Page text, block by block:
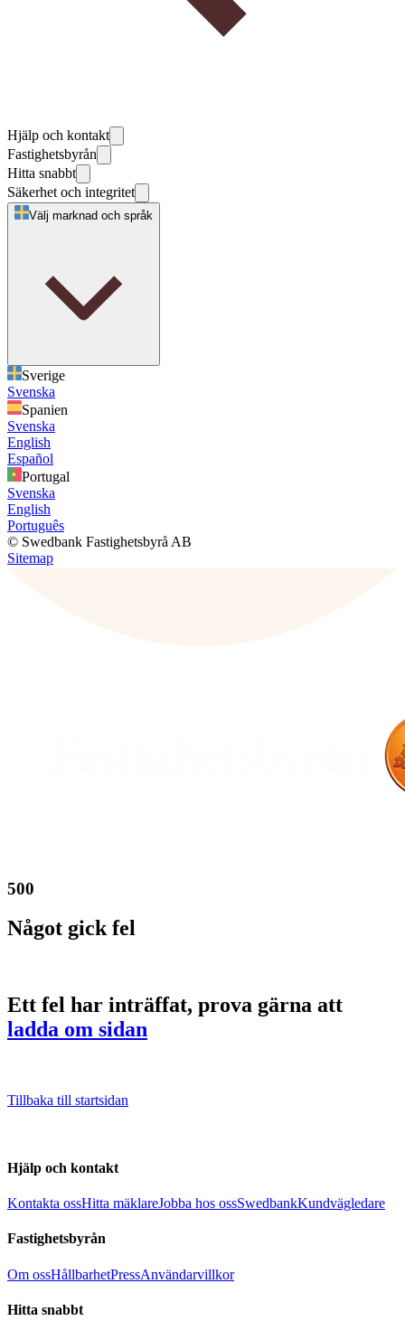
Hjälp och kontakt
Fastighetsbyrån
Hitta snabbt
Säkerhet och integritet
Välj marknad och språk
Sverige
Svenska
Spanien
Svenska
English
Español
Portugal
Svenska
English
Português
© Swedbank Fastighetsbyrå AB
Sitemap
500
Något gick fel
Ett fel har inträffat, prova gärna att
ladda om sidan
Tillbaka till startsidan
Hjälp och kontakt
Kontakta ossHitta mäklareJobba hos ossSwedbankKundvägledare
Fastighetsbyrån
Om ossHållbarhetPressAnvändarvillkor
Hitta snabbt